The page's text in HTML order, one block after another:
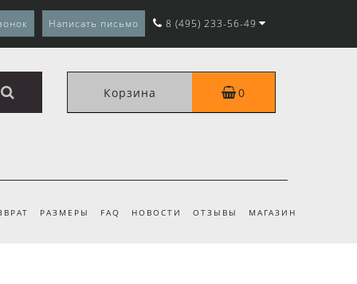
Написать письмо 8 (495) 233-56-49
Корзина 0
РАЗМЕРЫ FAQ НОВОСТИ ОТЗЫВЫ МАГАЗИН